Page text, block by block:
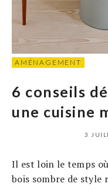
AMÉNAGEMENT
6 conseils
une cuisine
3
Il est loin le temps
bois sombre de style